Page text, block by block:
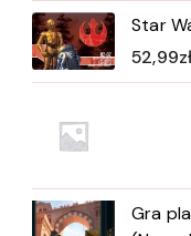
Star
52,99zł
Gra